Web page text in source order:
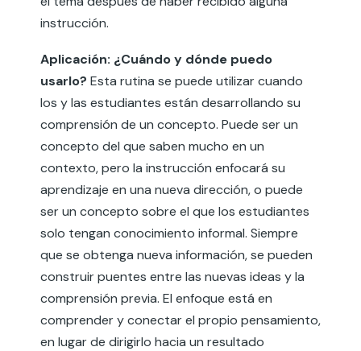
instrucción.
Aplicación: ¿Cuándo y dónde puedo
usarlo? Esta rutina se puede utilizar cuando
los y las estudiantes están desarrollando su
comprensión de un concepto. Puede ser un
concepto del que saben mucho en un
contexto, pero la instrucción enfocará su
aprendizaje en una nueva dirección, o puede
ser un concepto sobre el que los estudiantes
solo tengan conocimiento informal. Siempre
que se obtenga nueva información, se pueden
construir puentes entre las nuevas ideas y la
comprensión previa. El enfoque está en
comprender y conectar el propio pensamiento,
en lugar de dirigirlo hacia un resultado